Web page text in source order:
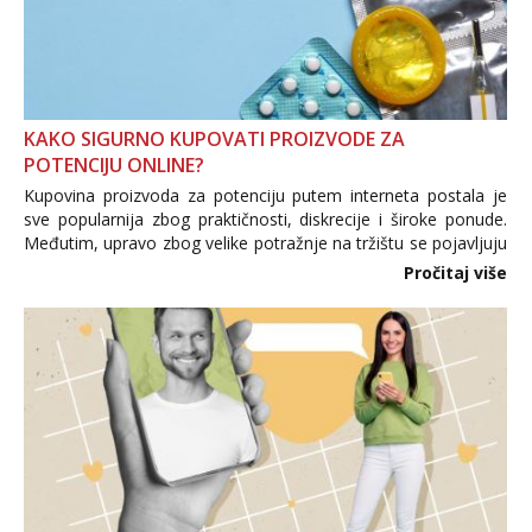
KAKO SIGURNO KUPOVATI PROIZVODE ZA
POTENCIJU ONLINE?
Kupovina proizvoda za potenciju putem interneta postala je
sve popularnija zbog praktičnosti, diskrecije i široke ponude.
Međutim, upravo zbog velike potražnje na tržištu se pojavljuju
i brojni krivotvoreni proizvodi, nepouzdane internetske
Pročitaj više